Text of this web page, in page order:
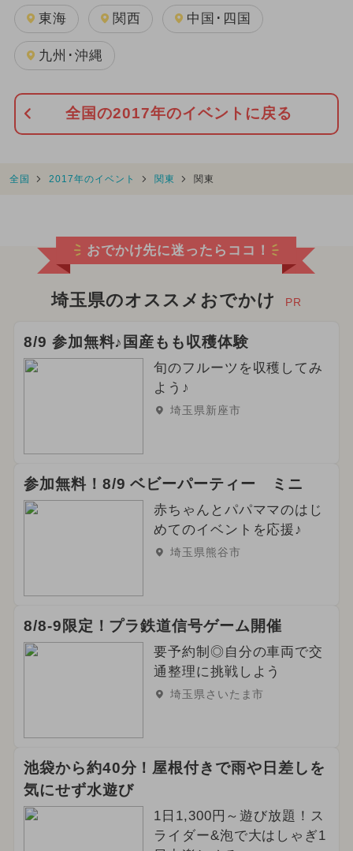
東海 関西 中国･四国
九州･沖縄
全国の2017年のイベントに戻る
全国 2017年のイベント 関東 関東
おでかけ先に迷ったらココ！
埼玉県のオススメおでかけ PR
8/9 参加無料♪国産もも収穫体験
旬のフルーツを収穫してみ
よう♪
埼玉県新座市
参加無料！8/9 ベビーパーティー ミニ
赤ちゃんとパパママのはじ
めてのイベントを応援♪
埼玉県熊谷市
8/8-9限定！プラ鉄道信号ゲーム開催
要予約制◎自分の車両で交
通整理に挑戦しよう
埼玉県さいたま市
池袋から約40分！屋根付きで雨や日差しを
気にせず水遊び
1日1,300円～遊び放題！ス
ライダー&泡で大はしゃぎ1